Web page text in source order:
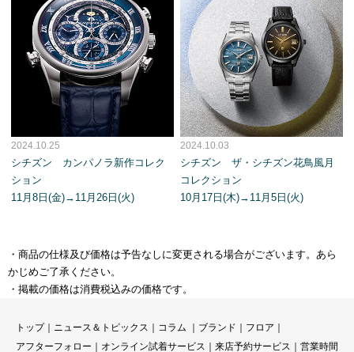
2024.10.25
シチズン カンパノラ新作コレク
ション
11月8日(金)→11月26日(火)
2024.10.03
シチズン ザ・シチズン花鳥風月
コレクション
10月17日(木)→11月5日(火)
・商品の仕様及び価格は予告なしに変更される場合がございます。あら
かじめご了承ください。
・掲載の価格は消費税込みの価格です。
トップ｜ ニュース＆トピックス コラム ｜ ブランド フロア
アフターフォロー
オンライン試着サービス 来店予約サービス 営業時間